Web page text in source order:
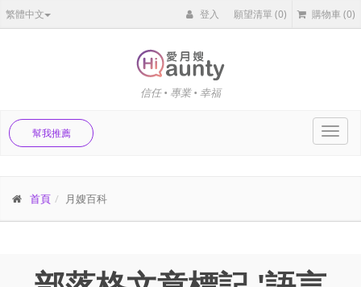
繁體中文 登入 願望清單(0) 購物車 (0)
信任 • 專業 • 幸福
幫我推薦
首頁 月嫂百科